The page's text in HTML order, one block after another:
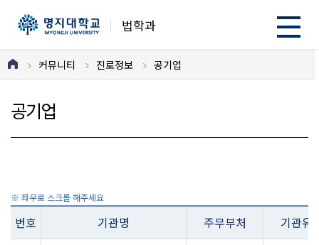
법학과
커뮤니티 진로정보 공기업
공기업
번호 기관명 주무부처 기관유